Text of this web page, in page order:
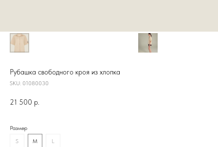
Рубашка свободного кроя из хлопка
SKU: 01080030
21 500 р.
Размер
S
M L